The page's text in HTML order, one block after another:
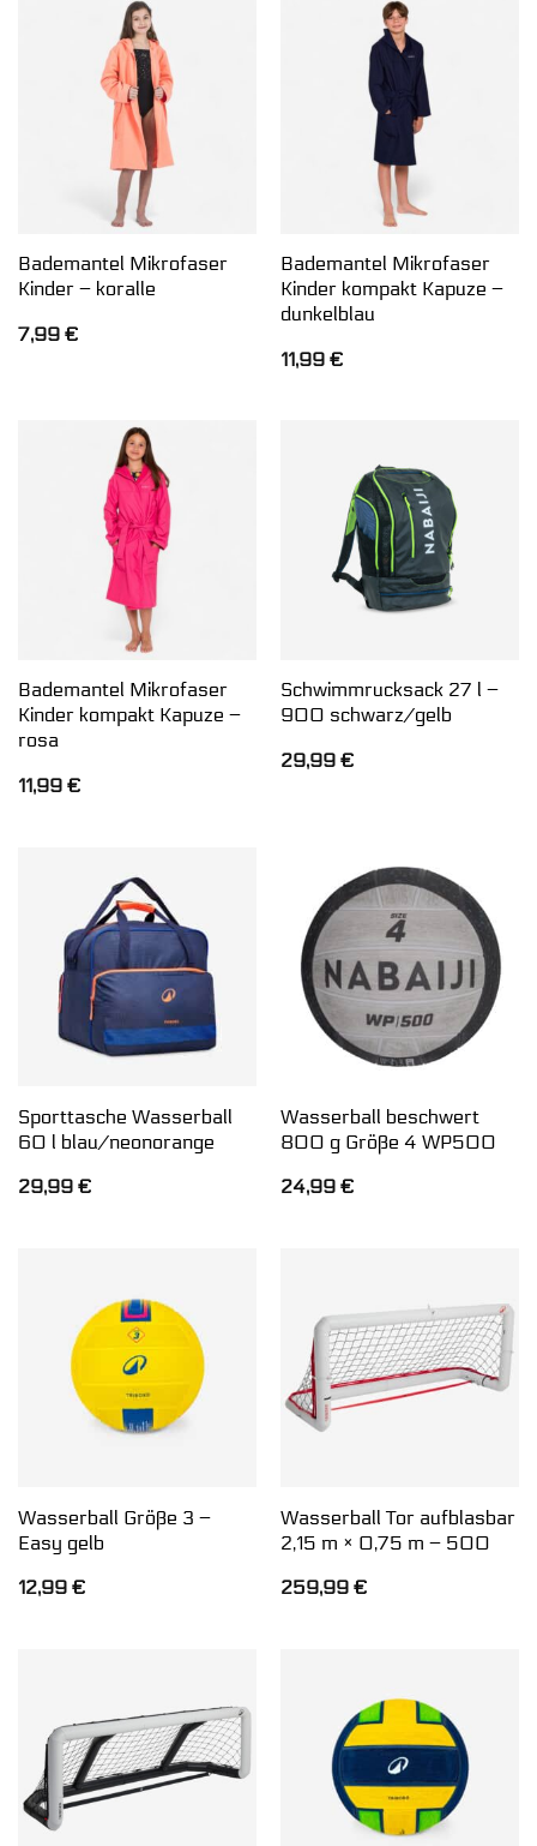
Bademantel Mikrofaser
Kinder – koralle
7,99 €
Bademantel Mikrofaser
Kinder kompakt Kapuze –
dunkelblau
11,99 €
Bademantel Mikrofaser
Kinder kompakt Kapuze –
rosa
11,99 €
Schwimmrucksack 27 l –
900 schwarz/gelb
29,99 €
Sporttasche Wasserball
60 l blau/neonorange
29,99 €
Wasserball beschwert
800 g Größe 4 WP500
24,99 €
Wasserball Größe 3 –
Easy gelb
12,99 €
Wasserball Tor aufblasbar
2,15 m × 0,75 m – 500
259,99 €